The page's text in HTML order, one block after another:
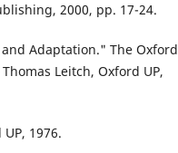
2000, pp. 17-24.
Adaptation." The Oxford
Leitch, Oxford UP,
1976.